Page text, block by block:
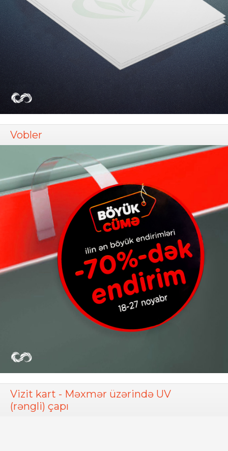
Vobler
Vizit kart - Məxmər üzərində UV
(rəngli) çapı